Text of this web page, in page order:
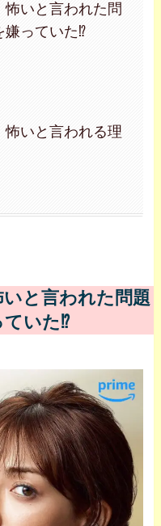
いと言われた問
嫌っていた⁉
いと言われる理
と言われた問題
ていた⁉